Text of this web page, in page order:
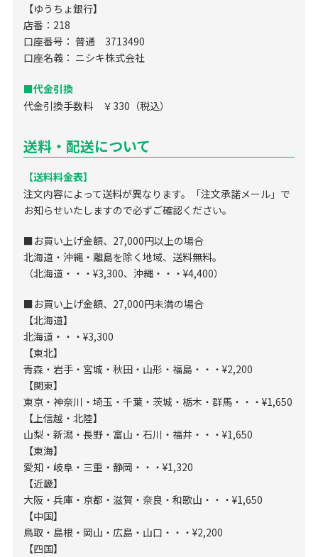
【ゆうちょ銀行】
店番：218
口座番号： 普通 3713490
口座名義： ニシキ株式会社
■代金引換
代金引換手数料 ￥330（税込）
送料・配送について
【送料料金表】
注文内容によって送料が異なります。「注文承諾メール」で
お知らせいたしますので必ずご確認ください。
■お買い上げ金額、27,000円以上の場合
北海道・沖縄・離島を除く地域、送料無料。
（北海道・・・¥3,300、沖縄・・・¥4,400）
■お買い上げ金額、27,000円未満の場合
【北海道】
北海道・・・¥3,300
【東北】
青森・岩手・宮城・秋田・山形・福島・・・¥2,200
【関東】
東京・神奈川・埼玉・千葉・茨城・栃木・群馬・・・¥1,650
【上信越・北陸】
山梨・新潟・長野・富山・石川・福井・・・¥1,650
【東海】
愛知・岐阜・三重・静岡・・・¥1,320
【近畿】
大阪・兵庫・京都・滋賀・奈良・和歌山・・・¥1,650
【中国】
鳥取・島根・岡山・広島・山口・・・¥2,200
【四国】